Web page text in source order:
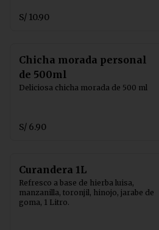
S/ 10.90
Chicha morada personal
de 500ml
Deliciosa chicha morada de 500 ml
S/ 6.90
Curandera 1L
Refresco a base de hierba luisa,
manzanilla, toronjil, hinojo, jarabe de
goma, 1 Litro.